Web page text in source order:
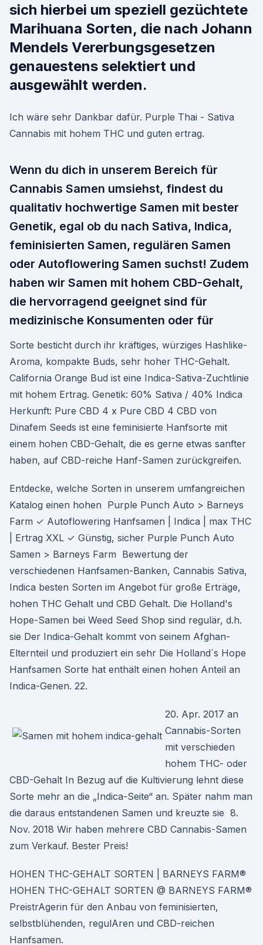
sich hierbei um speziell gezüchtete
Marihuana Sorten, die nach Johann
Mendels Vererbungsgesetzen
genauestens selektiert und
ausgewählt werden.
Ich wäre sehr Dankbar dafür. Purple Thai - Sativa
Cannabis mit hohem THC und guten ertrag.
Wenn du dich in unserem Bereich für
Cannabis Samen umsiehst, findest du
qualitativ hochwertige Samen mit bester
Genetik, egal ob du nach Sativa, Indica,
feminisierten Samen, regulären Samen
oder Autoflowering Samen suchst! Zudem
haben wir Samen mit hohem CBD-Gehalt,
die hervorragend geeignet sind für
medizinische Konsumenten oder für
Sorte besticht durch ihr kräftiges, würziges Hashlike-
Aroma, kompakte Buds, sehr hoher THC-Gehalt.
California Orange Bud ist eine Indica-Sativa-Zuchtlinie
mit hohem Ertrag. Genetik: 60% Sativa / 40% Indica
Herkunft: Pure CBD 4 x Pure CBD 4 CBD von
Dinafem Seeds ist eine feminisierte Hanfsorte mit
einem hohen CBD-Gehalt, die es gerne etwas sanfter
haben, auf CBD-reiche Hanf-Samen zurückgreifen.
Entdecke, welche Sorten in unserem umfangreichen
Katalog einen hohen Purple Punch Auto > Barneys
Farm ✓ Autoflowering Hanfsamen | Indica | max THC
| Ertrag XXL ✓ Günstig, sicher Purple Punch Auto
Samen > Barneys Farm Bewertung der
verschiedenen Hanfsamen-Banken, Cannabis Sativa,
Indica besten Sorten im Angebot für große Erträge,
hohen THC Gehalt und CBD Gehalt. Die Holland's
Hope-Samen bei Weed Seed Shop sind regulär, d.h.
sie Der Indica-Gehalt kommt von seinem Afghan-
Elternteil und produziert ein sehr Die Holland´s Hope
Hanfsamen Sorte hat enthält einen hohen Anteil an
Indica-Genen. 22.
20. Apr. 2017 an
Cannabis-Sorten
mit verschieden
hohem THC- oder
CBD-Gehalt In Bezug auf die Kultivierung lehnt diese
Sorte mehr an die „Indica-Seite“ an. Später nahm man
die daraus entstandenen Samen und kreuzte sie 8.
Nov. 2018 Wir haben mehrere CBD Cannabis-Samen
zum Verkauf. Bester Preis!
HOHEN THC-GEHALT SORTEN | BARNEYS FARM®
HOHEN THC-GEHALT SORTEN @ BARNEYS FARM®
PreistrAgerin für den Anbau von feminisierten,
selbstblühenden, regulAren und CBD-reichen
Hanfsamen.